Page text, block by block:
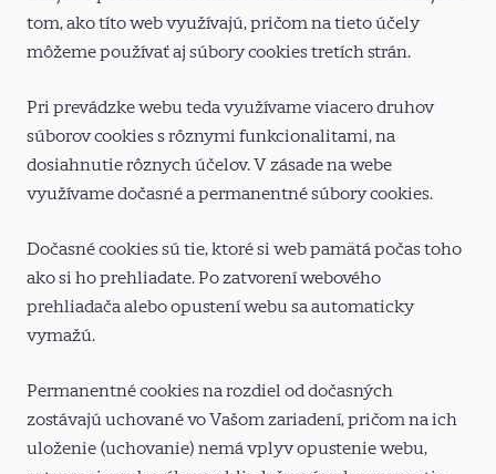
tom, ako títo web využívajú, pričom na tieto účely
môžeme používať aj súbory cookies tretích strán.
Pri prevádzke webu teda využívame viacero druhov
súborov cookies s rôznymi funkcionalitami, na
dosiahnutie rôznych účelov. V zásade na webe
využívame dočasné a permanentné súbory cookies.
Dočasné cookies sú tie, ktoré si web pamätá počas toho
ako si ho prehliadate. Po zatvorení webového
prehliadača alebo opustení webu sa automaticky
vymažú.
Permanentné cookies na rozdiel od dočasných
zostávajú uchované vo Vašom zariadení, pričom na ich
uloženie (uchovanie) nemá vplyv opustenie webu,